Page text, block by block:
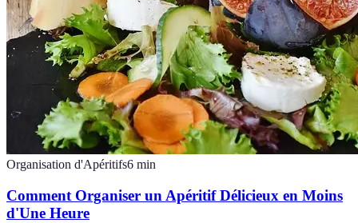
Organisation d'Apéritifs6 min
Comment Organiser un Apéritif Délicieux en Moins
d'Une Heure